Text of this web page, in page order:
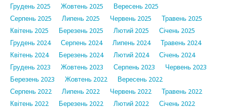
Грудень 2025
Жовтень 2025
Вересень 2025
Серпень 2025
Липень 2025 Червень 2025
Травень 2025
Квітень 2025
Березень 2025 Лютий 2025
Січень 2025
Грудень 2024
Серпень 2024 Липень 2024
Травень 2024
Квітень 2024
Березень 2024 Лютий 2024
Січень 2024
Грудень 2023
Жовтень 2023 Серпень 2023
Червень 2023
Березень 2023
Жовтень 2022
Вересень 2022
Серпень 2022
Липень 2022 Червень 2022
Травень 2022
Квітень 2022
Березень 2022 Лютий 2022
Січень 2022